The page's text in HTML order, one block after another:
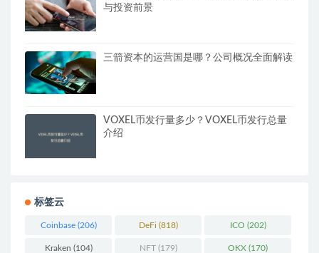
与投资前景
三箭资本的运营国是哪？公司概况全面解读
VOXEL币发行量多少？VOXEL币发行总量
介绍
标签云
Coinbase(206) DeFi (818) ICO (202)
Kraken (104) NFT(179) OKX (170)